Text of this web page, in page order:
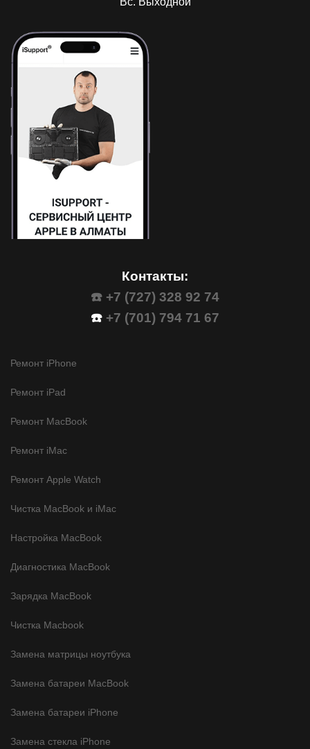
Контакты:
☎️ +7 (727) 328 92 74
☎️ +7 (701) 794 71 67
Ремонт iPhone
Ремонт iPad
Ремонт MacBook
Ремонт iMac
Ремонт Apple Watch
Чистка MacBook и iMac
Настройка MacBook
Диагностика MacBook
Зарядка MacBook
Чистка Macbook
Замена матрицы ноутбука
Замена батареи MacBook
Замена батареи iPhone
Замена стекла iPhone